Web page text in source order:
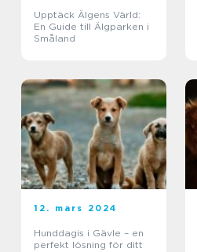
Upptäck Älgens Värld:
En Guide till Älgparken i
Småland
12. mars 2024
Hunddagis i Gävle – en
perfekt lösning för ditt